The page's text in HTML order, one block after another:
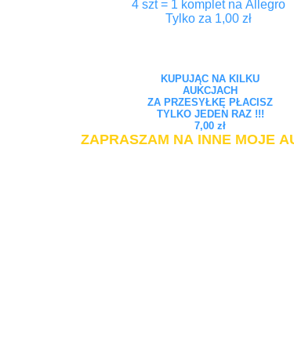
4 szt = 1 komplet na Allegro
Tylko za 1,00 zł
KUPUJĄC NA KILKU
AUKCJACH
ZA PRZESYŁKĘ PŁACISZ
TYLKO JEDEN RAZ !!!
7,00 zł
ZAPRASZAM NA INNE MOJE